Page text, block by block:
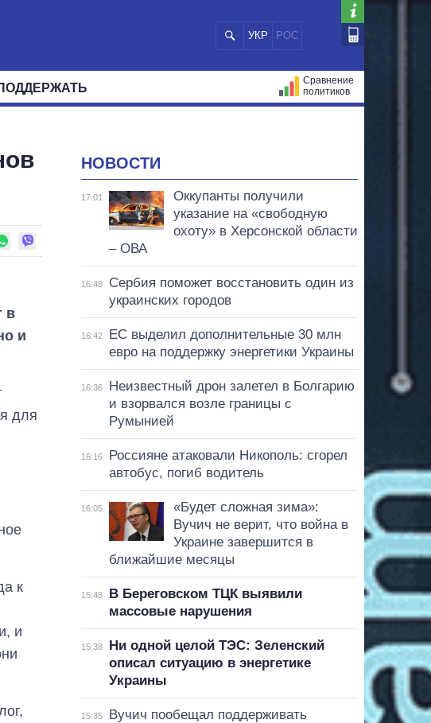
УКР РОС
Сравнение
политиков
в
и
для
к
и
НОВОСТИ
17:01
Оккупанты получили
указание на «свободную
охоту» в Херсонской области
– ОВА
16:48
Сербия поможет восстановить один из
украинских городов
16:42
ЕС выделил дополнительные 30 млн
евро на поддержку энергетики Украины
16:36
Неизвестный дрон залетел в Болгарию
и взорвался возле границы с
Румынией
16:16
Россияне атаковали Никополь: сгорел
автобус, погиб водитель
16:05
«Будет сложная зима»:
Вучич не верит, что война в
Украине завершится в
ближайшие месяцы
15:48
В Береговском ТЦК выявили
массовые нарушения
15:38
Ни одной целой ТЭС: Зеленский
описал ситуацию в энергетике
Украины
15:35
Вучич пообещал поддерживать